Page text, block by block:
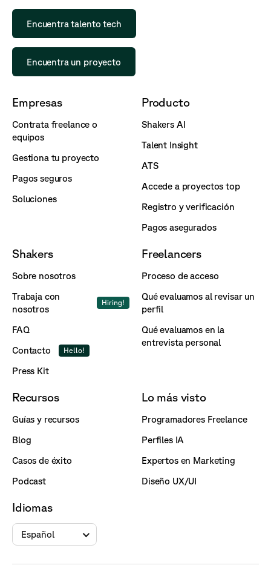
Encuentra talento tech
Encuentra un proyecto
Empresas
Contrata freelance o
equipos
Gestiona tu proyecto
Pagos seguros
Soluciones
Producto
Shakers AI
Talent Insight
ATS
Accede a proyectos top
Registro y verificación
Pagos asegurados
Shakers
Sobre nosotros
Trabaja con
nosotros
Hiring!
FAQ
Contacto
Hello!
Press Kit
Freelancers
Proceso de acceso
Qué evaluamos al revisar un
perfil
Qué evaluamos en la
entrevista personal
Recursos
Guías y recursos
Blog
Casos de éxito
Podcast
Lo más visto
Programadores Freelance
Perfiles IA
Expertos en Marketing
Diseño UX/UI
Idiomas
Español